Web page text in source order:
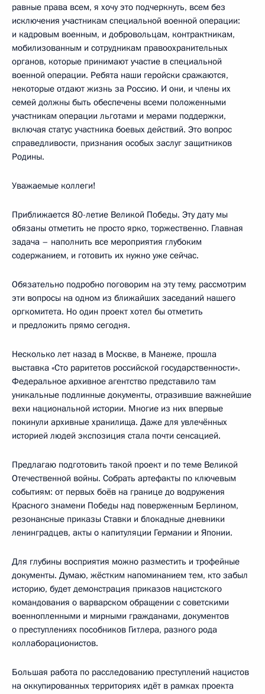
равные права всем, я хочу это подчеркнуть, всем без
исключения участникам специальной военной операции:
и кадровым военным, и добровольцам, контрактникам,
мобилизованным и сотрудникам правоохранительных
органов, которые принимают участие в специальной
военной операции. Ребята наши геройски сражаются,
некоторые отдают жизнь за Россию. И они, и члены их
семей должны быть обеспечены всеми положенными
участникам операции льготами и мерами поддержки,
включая статус участника боевых действий. Это вопрос
справедливости, признания особых заслуг защитников
Родины.
Уважаемые коллеги!
Приближается 80-летие Великой Победы. Эту дату мы
обязаны отметить не просто ярко, торжественно. Главная
задача – наполнить все мероприятия глубоким
содержанием, и готовить их нужно уже сейчас.
Обязательно подробно поговорим на эту тему, рассмотрим
эти вопросы на одном из ближайших заседаний нашего
оргкомитета. Но один проект хотел бы отметить
и предложить прямо сегодня.
Несколько лет назад в Москве, в Манеже, прошла
выставка «Сто раритетов российской государственности».
Федеральное архивное агентство представило там
уникальные подлинные документы, отразившие важнейшие
вехи национальной истории. Многие из них впервые
покинули архивные хранилища. Даже для увлечённых
историей людей экспозиция стала почти сенсацией.
Предлагаю подготовить такой проект и по теме Великой
Отечественной войны. Собрать артефакты по ключевым
событиям: от первых боёв на границе до водружения
Красного знамени Победы над поверженным Берлином,
резонансные приказы Ставки и блокадные дневники
ленинградцев, акты о капитуляции Германии и Японии.
Для глубины восприятия можно разместить и трофейные
документы. Думаю, жёстким напоминанием тем, кто забыл
историю, будет демонстрация приказов нацистского
командования о варварском обращении с советскими
военнопленными и мирными гражданами, документов
о преступлениях пособников Гитлера, разного рода
коллаборационистов.
Большая работа по расследованию преступлений нацистов
на оккупированных территориях идёт в рамках проекта